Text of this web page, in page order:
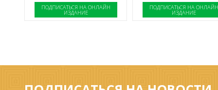
ПОДПИСАТЬСЯ НА ОНЛАЙН
ИЗДАНИЕ
ПОДПИСАТЬСЯ НА
ИЗДАНИЕ